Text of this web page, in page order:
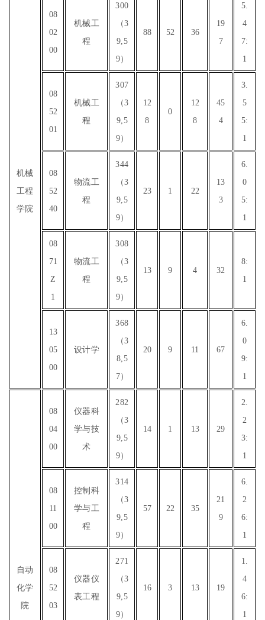
机械
工程
学院
08
02
00
机械工
程
300
（3
9,5
9）
88 52 36
19
7
5.
4
7:
1
08
52
01
机械工
程
307
（3
9,5
9）
12
8
0
12
8
45
4
3.
5
5:
1
08
52
40
物流工
程
344
（3
9,5
9）
23 1 22
13
3
6.
0
5:
1
08
71
Z
1
物流工
程
308
（3
9,5
9）
13 9 4 32
8:
1
13
05
00
设计学
368
（3
8,5
7）
20 9 11 67
6.
0
9:
1
自动
化学
院
08
04
00
仪器科
学与技
术
282
（3
9,5
9）
14 1 13 29
2.
2
3:
1
08
11
00
控制科
学与工
程
314
（3
9,5
9）
57 22 35
21
9
6.
2
6:
1
08
52
03
仪器仪
表工程
271
（3
9,5
9）
16 3 13 19
1.
4
6:
1